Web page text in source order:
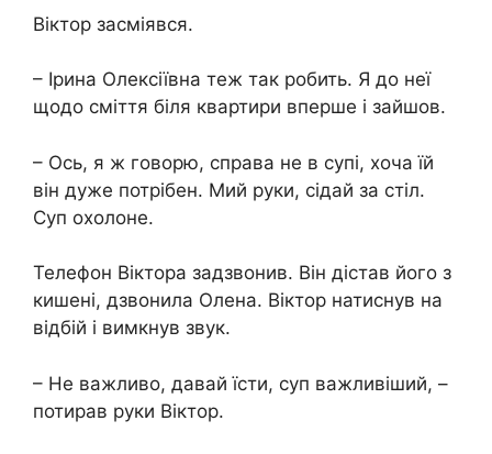
Віктор засміявся.
– Ірина Олексіївна теж так робить. Я до неї
щодо сміття біля квартири вперше і зайшов.
– Ось, я ж говорю, справа не в супі, хоча їй
він дуже потрібен. Мий руки, сідай за стіл.
Суп охолоне.
Телефон Віктора задзвонив. Він дістав його з
кишені, дзвонила Олена. Віктор натиснув на
відбій і вимкнув звук.
– Не важливо, давай їсти, суп важливіший, –
потирав руки Віктор.